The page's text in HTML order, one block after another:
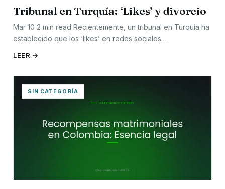
Tribunal en Turquía: ‘Likes’ y divorcio
Mar 10 2 min read Recientemente, un tribunal en Turquía ha
establecido que los ‘likes’ en redes sociales…
LEER →
SIN CATEGORÍA